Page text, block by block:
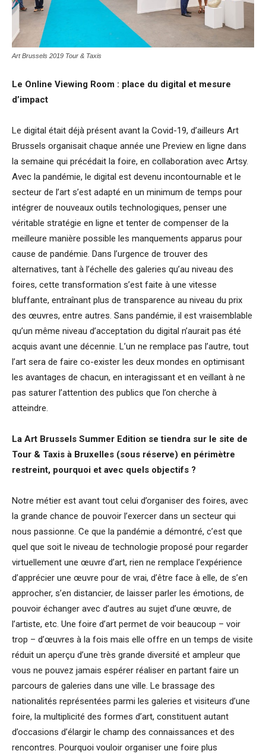
Art Brussels 2019 Tour & Taxis
Le Online Viewing Room : place du digital et mesure
d’impact
Le digital était déjà présent avant la Covid-19, d’ailleurs Art
Brussels organisait chaque année une Preview en ligne dans
la semaine qui précédait la foire, en collaboration avec Artsy.
Avec la pandémie, le digital est devenu incontournable et le
secteur de l’art s’est adapté en un minimum de temps pour
intégrer de nouveaux outils technologiques, penser une
véritable stratégie en ligne et tenter de compenser de la
meilleure manière possible les manquements apparus pour
cause de pandémie. Dans l’urgence de trouver des
alternatives, tant à l’échelle des galeries qu’au niveau des
foires, cette transformation s’est faite à une vitesse
bluffante, entraînant plus de transparence au niveau du prix
des œuvres, entre autres. Sans pandémie, il est vraisemblable
qu’un même niveau d’acceptation du digital n’aurait pas été
acquis avant une décennie. L’un ne remplace pas l’autre, tout
l’art sera de faire co-exister les deux mondes en optimisant
les avantages de chacun, en interagissant et en veillant à ne
pas saturer l’attention des publics que l’on cherche à
atteindre.
La Art Brussels Summer Edition se tiendra sur le site de
Tour & Taxis à Bruxelles (sous réserve) en périmètre
restreint, pourquoi et avec quels objectifs ?
Notre métier est avant tout celui d’organiser des foires, avec
la grande chance de pouvoir l’exercer dans un secteur qui
nous passionne. Ce que la pandémie a démontré, c’est que
quel que soit le niveau de technologie proposé pour regarder
virtuellement une œuvre d’art, rien ne remplace l’expérience
d’apprécier une œuvre pour de vrai, d’être face à elle, de s’en
approcher, s’en distancier, de laisser parler les émotions, de
pouvoir échanger avec d’autres au sujet d’une œuvre, de
l’artiste, etc. Une foire d’art permet de voir beaucoup – voir
trop – d’œuvres à la fois mais elle offre en un temps de visite
réduit un aperçu d’une très grande diversité et ampleur que
vous ne pouvez jamais espérer réaliser en partant faire un
parcours de galeries dans une ville. Le brassage des
nationalités représentées parmi les galeries et visiteurs d’une
foire, la multiplicité des formes d’art, constituent autant
d’occasions d’élargir le champ des connaissances et des
rencontres. Pourquoi vouloir organiser une foire plus